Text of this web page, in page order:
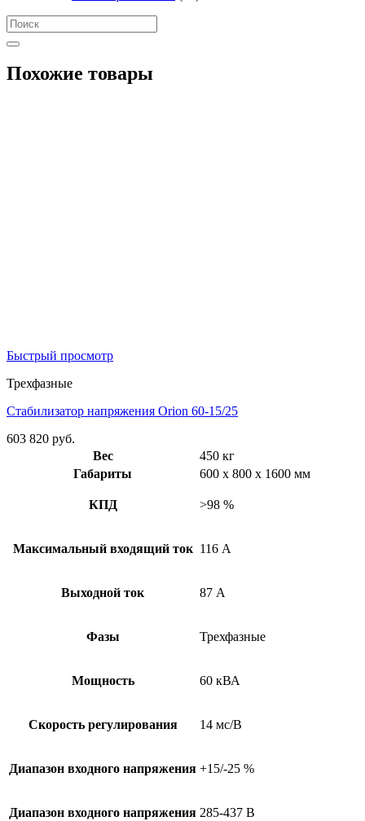
Похожие товары
Быстрый просмотр
Трехфазные
Стабилизатор напряжения Orion 60-15/25
603 820 руб.
Вес
450 кг
Габариты
600 x 800 x 1600 мм
КПД >98 %
Максимальный входящий ток 116 А
Выходной ток 87 А
Фазы Трехфазные
Мощность 60 кВА
Скорость регулирования 14 мс/В
Диапазон входного напряжения +15/-25 %
Диапазон входного напряжения 285-437 В